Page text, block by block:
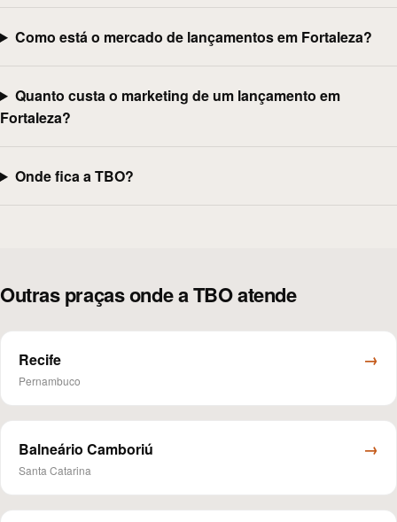
Como está o mercado de lançamentos em Fortaleza?
Quanto custa o marketing de um lançamento em
Fortaleza?
Onde fica a TBO?
Outras praças onde a TBO atende
Recife
Pernambuco
→
Balneário Camboriú
Santa Catarina
→